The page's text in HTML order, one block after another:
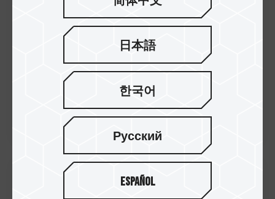
日本語
한국어
Русский
Español